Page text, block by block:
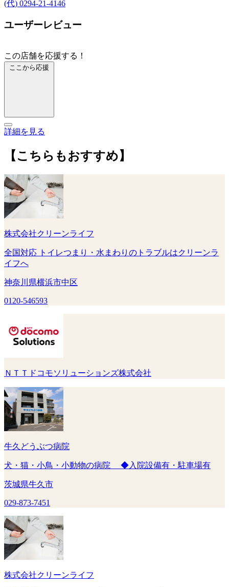
(代) 0294-21-4146
ユーザーレビュー
この店舗を応援する！
ここから応援
詳細を見る
【こちらもおすすめ】
株式会社クリーンライフ
全国対応 トイレつまり・水まわりのトラブルはクリーンラ
イフへ
神奈川県横浜市中区
0120-546593
ＮＴＴドコモソリューションズ株式会社
牛久どうぶつ病院
犬・猫・小鳥・小動物の病院 ◆入院設備有・駐車場有
茨城県牛久市
029-873-7451
株式会社クリーンライフ